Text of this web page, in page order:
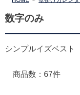
数字のみ
シンプルイズベスト
商品数：67件